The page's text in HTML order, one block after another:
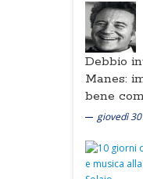
Debbio
Manes:
bene
giovedì